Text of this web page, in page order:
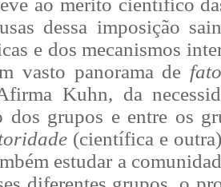
ao mérito científico
dessa imposição
e dos mecanismos
vasto panorama de
Kuhn, da
dos grupos e entre os
(científica e
estudar a